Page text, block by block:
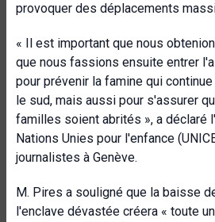
provoquer des déplacements
« Il est important que nous
que nous fassions ensuite entrer
pour prévenir la famine qui
le sud, mais aussi pour s'assurer
familles soient abrités », a déclaré
Nations Unies pour l'enfance
journalistes à Genève.
M. Pires a souligné que la baisse
l'enclave dévastée créera « toute